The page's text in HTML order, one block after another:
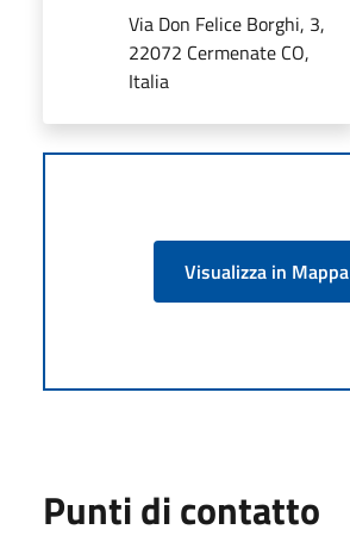
Via Don Felice Borghi, 3,
22072 Cermenate CO,
Italia
Visualizza in Mappa
Punti di contatto